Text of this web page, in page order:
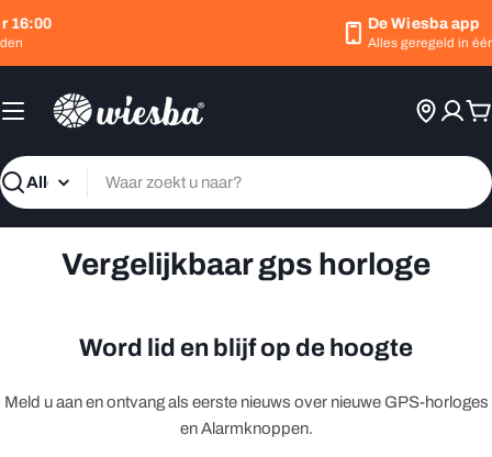
naar
inhoud
16:00 De Wiesba app
Alles geregeld in
Zoeken
Vergelijkbaar gps horloge
Word lid en blijf op de hoogte
Meld u aan en ontvang als eerste nieuws over nieuwe GPS-horloges
en Alarmknoppen.